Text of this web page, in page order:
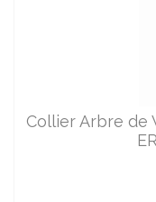
Collier Arbre de